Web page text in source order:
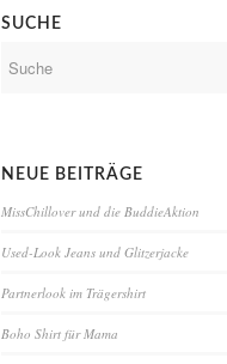
SUCHE
NEUE BEITRÄGE
MissChillover und die BuddieAktion
Used-Look Jeans und Glitzerjacke
Partnerlook im Trägershirt
Boho Shirt für Mama